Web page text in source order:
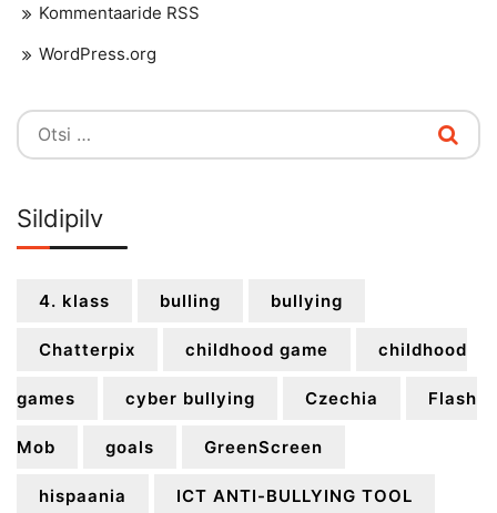
Kommentaaride RSS
WordPress.org
Otsi:
Sildipilv
4. klass bulling bullying
Chatterpix childhood game childhood
games cyber bullying Czechia Flash
Mob goals GreenScreen
hispaania ICT ANTI-BULLYING TOOL